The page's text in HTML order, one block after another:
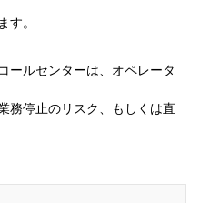
。
ールセンターは、オペレータ
務停止のリスク、もしくは直